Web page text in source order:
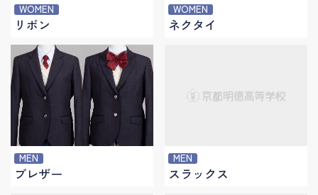
WOMEN
リボン
WOMEN
ネクタイ
MEN
ブレザー
MEN
スラックス